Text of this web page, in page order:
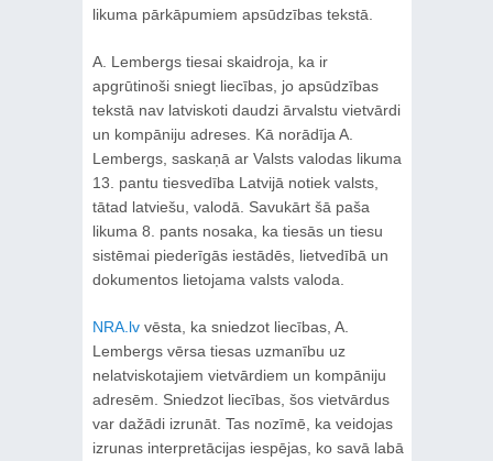
likuma pārkāpumiem apsūdzības tekstā.
A. Lembergs tiesai skaidroja, ka ir
apgrūtinoši sniegt liecības, jo apsūdzības
tekstā nav latviskoti daudzi ārvalstu vietvārdi
un kompāniju adreses. Kā norādīja A.
Lembergs, saskaņā ar Valsts valodas likuma
13. pantu tiesvedība Latvijā notiek valsts,
tātad latviešu, valodā. Savukārt šā paša
likuma 8. pants nosaka, ka tiesās un tiesu
sistēmai piederīgās iestādēs, lietvedībā un
dokumentos lietojama valsts valoda.
NRA.lvvēsta, ka sniedzot liecības, A.
Lembergs vērsa tiesas uzmanību uz
nelatviskotajiem vietvārdiem un kompāniju
adresēm. Sniedzot liecības, šos vietvārdus
var dažādi izrunāt. Tas nozīmē, ka veidojas
izrunas interpretācijas iespējas, ko savā labā